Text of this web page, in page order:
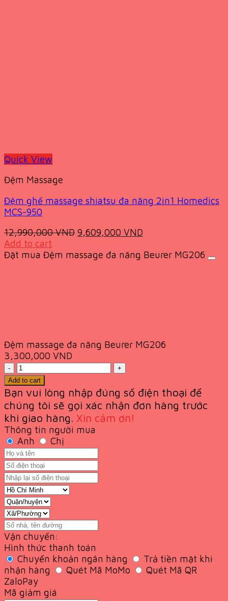
Quick View
Đệm Massage
Đệm ghế massage shiatsu đa năng 2in1 Homedics
MCS-950
12,990,000VND Original
was:
9,609,000 VND
is:
Add to cart
Đặt mua Đệm massage đa năng Beurer MG206
Đệm massage đa năng Beurer MG206
3,300,000 VND
Quantity
Add to cart
Bạn vui lòng nhập đúng số điện thoại để
chúng tôi sẽ gọi xác nhận đơn hàng trước
khi giao hàng. Xin cảm ơn!
Thông tin người mua
Anh
Chị
Vận chuyển:
Hình thức thanh toán
Chuyển khoản ngân hàng
Trả tiền mặt khi
nhận hàng
Quét Mã MoMo
Quét Mã QR
ZaloPay
Mã giảm giá